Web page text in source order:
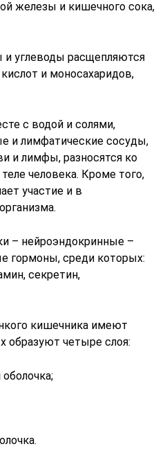
железы и кишечного сока,
и углеводы расщепляются
и моносахаридов,
с водой и солями,
и лимфатические сосуды,
и лимфы, разносятся ко
человека. Кроме того,
участие и в
– нейроэндокринные –
гормоны, среди которых:
секретин,
кишечника имеют
образуют четыре слоя: